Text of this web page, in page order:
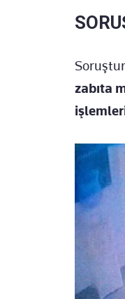
zabıta